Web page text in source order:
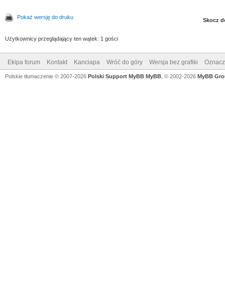
Pokaż wersję do druku Skocz
Użytkownicy przeglądający ten wątek: 1 gości
Ekipa forum Kontakt Kanciapa Wróć do góry Wersja bez grafiki
Polskie tłumaczenie © 2007-2026 Polski Support MyBB MyBB , © 2002-2026 MyBB